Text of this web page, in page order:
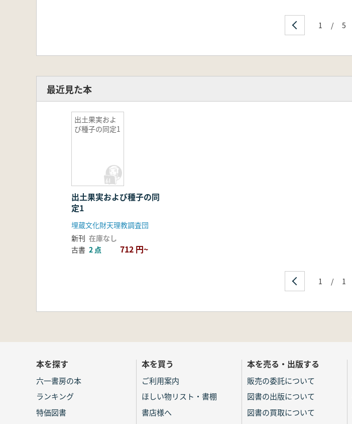
1 / 5
最近見た本
出土果実およ
び種子の同定1
出土果実および種子の同
定1
埋蔵文化財天理教調査団
新刊 在庫なし
古書 2 点 712 円~
1 / 1
本を探す
六一書房の本
ランキング
特価図書
本を買う
ご利用案内
ほしい物リスト・書棚
書店様へ
本を売る・出版する
販売の委託について
図書の出版について
図書の買取について